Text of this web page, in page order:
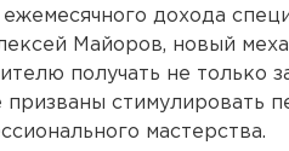
дохода
Майоров, новый
получать не только
стимулировать
мастерства.